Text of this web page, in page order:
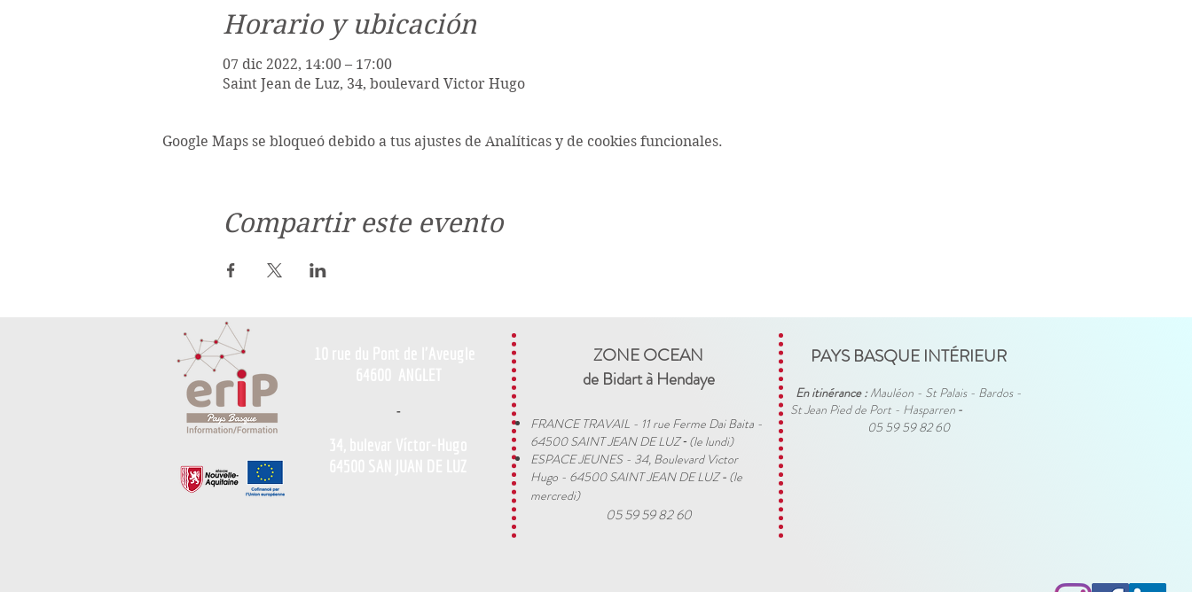
Horario y ubicación
07 dic 2022, 14:00 – 17:00
Saint Jean de Luz, 34, boulevard Victor Hugo
Google Maps se bloqueó debido a tus ajustes de Analíticas y de cookies funcionales.
Compartir este evento
-
ZONE OCEAN
de Bidart à Hendaye​
FRANCE TRAVAIL - 11 rue Ferme Dai Baita -
64500 SAINT JEAN DE LUZ​ - (le lundi)
ESPACE JEUNES - 34, Boulevard Victor
Hugo - 64500 SAINT JEAN DE LUZ- (le
mercredi)
05 59 59 82 60
PAYS BASQUE INTÉRIEUR
En itinérance :Mauléon - St Palais - Bardos -
St Jean Pied de Port - Hasparren -
05 59 59 82 60